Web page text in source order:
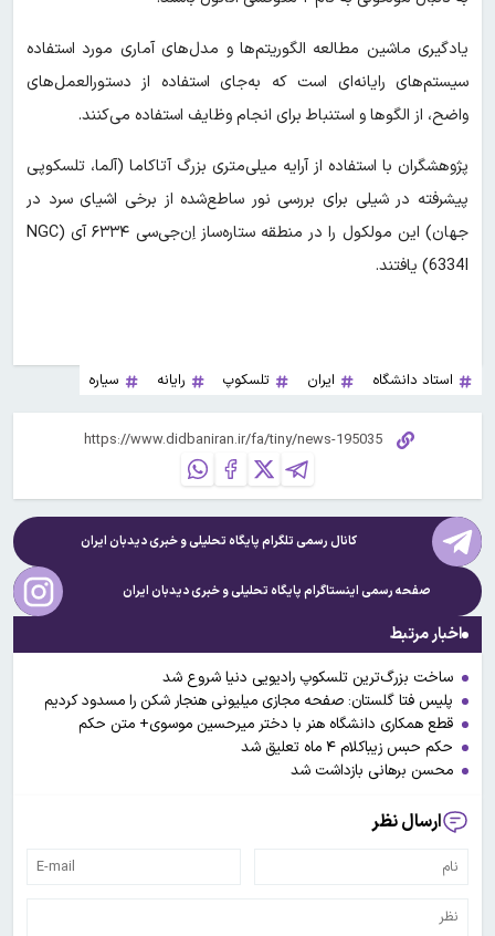
یادگیری ماشین مطالعه الگوریتم‌ها و مدل‌های آماری مورد استفاده
سیستم‌های رایانه‌ای است که به‌جای استفاده از دستورالعمل‌های
واضح، از الگوها و استنباط برای انجام وظایف استفاده می‌کنند.
پژوهشگران با استفاده از آرایه میلی‌متری بزرگ آتاکاما (آلما، تلسکوپی
پیشرفته در شیلی برای بررسی نور ساطع‌شده از برخی اشیای سرد در
جهان) این مولکول را در منطقه ستاره‌ساز اِن‌جی‌سی ۶۳۳۴ آی (NGC
6334I) یافتند.
استاد دانشگاه ایران تلسکوپ رایانه سیاره
کانال رسمی تلگرام پایگاه تحلیلی و خبریدیدبان ایران
صفحه رسمی اینستاگرام پایگاه تحلیلی و خبریدیدبان ایران
اخبار مرتبط
ساخت بزرگ‌ترین تلسکوپ رادیویی دنیا شروع شد
پلیس فتا گلستان: صفحه مجازی میلیونی هنجار شکن را مسدود کردیم
قطع همکاری دانشگاه هنر با دختر میرحسین موسوی+ متن حکم
حکم حبس زیباکلام ۴ ماه تعلیق شد
محسن برهانی بازداشت شد
ارسال نظر